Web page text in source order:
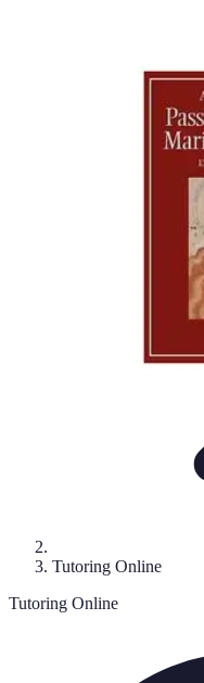
Tutoring Online
Tutoring Online